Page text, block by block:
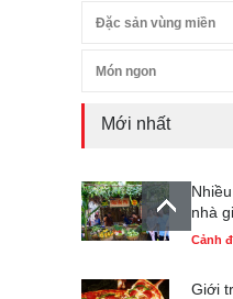
Đặc sản vùng miền
Món ngon
Mới nhất
nhà
Cảnh
Giới